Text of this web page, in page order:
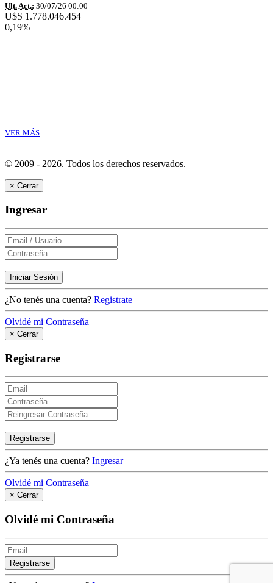
Ult. Act.: 30/07/26 00:00
U$S 1.778.046.454
0,19%
VER MÁS
© 2009 - 2026. Todos los derechos reservados.
× Cerrar
Ingresar
Iniciar Sesión
¿No tenés una cuenta? Registrate
Olvidé mi Contraseña
× Cerrar
Registrarse
Registrarse
¿Ya tenés una cuenta? Ingresar
Olvidé mi Contraseña
× Cerrar
Olvidé mi Contraseña
Registrarse